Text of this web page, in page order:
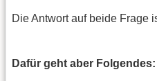
Die Antwort auf beide Frage
Dafür geht aber Folgendes: